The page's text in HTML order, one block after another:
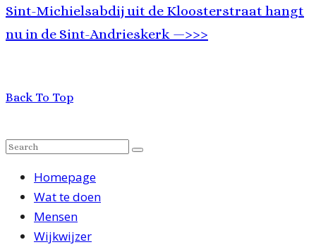
Sint-Michielsabdij uit de Kloosterstraat hangt
nu in de Sint-Andrieskerk —>>>
Back To Top
Homepage
Wat te doen
Mensen
Wijkwijzer